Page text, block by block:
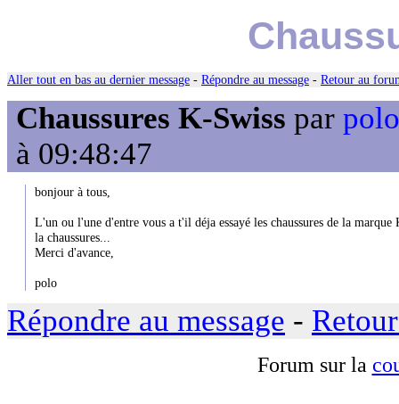
Aller tout en bas au dernier message - Répondre au message - Retour au
Chaussures K-Swiss par
à 09:48:47
bonjour à tous,
L'un ou l'une d'entre vous a t'il déja essayé les chaussures de la
la chaussures...
Merci d'avance,
polo
Répondre au message -
Forum sur la